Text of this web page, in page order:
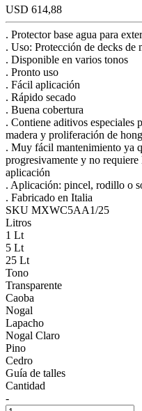
USD 614,88
. Protector base agua para
. Uso: Protección de decks de
. Disponible en varios tonos
. Pronto uso
. Fácil aplicación
. Rápido secado
. Buena cobertura
. Contiene aditivos especiales
madera y proliferación de
. Muy fácil mantenimiento ya
progresivamente y no
aplicación
. Aplicación: pincel, rodillo o
. Fabricado en Italia
SKU MXWC5AA1/25
Litros
1 Lt
5 Lt
25 Lt
Tono
Transparente
Caoba
Nogal
Lapacho
Nogal Claro
Pino
Cedro
Guía de talles
Cantidad
-